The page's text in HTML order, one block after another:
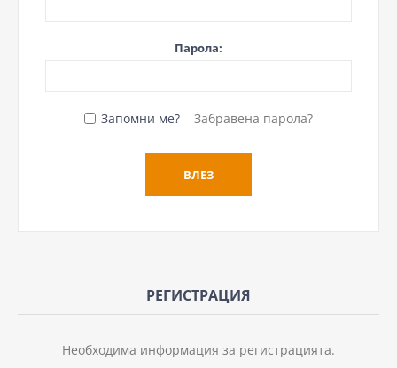
Парола:
Запомни ме? Забравена парола?
РЕГИСТРАЦИЯ
Необходима информация за регистрацията.